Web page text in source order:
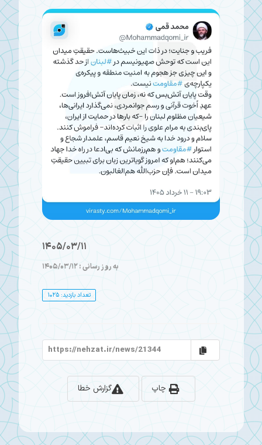
1405/03/11
به روز رسانی : 1405/03/12
تعداد بازدید: 1025
گزارش خطا چاپ